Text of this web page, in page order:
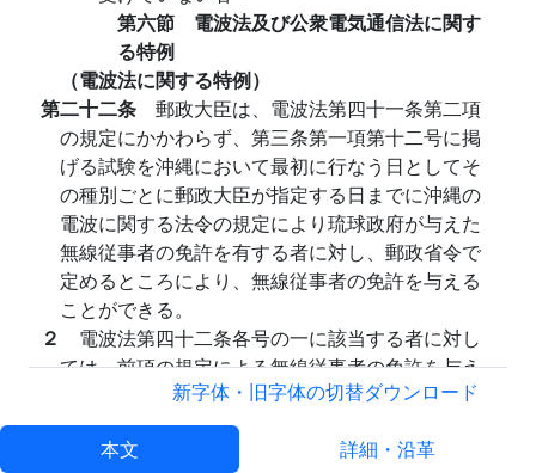
第六節 電波法及び公衆電気通信法に関す
る特例
（電波法に関する特例）
第二十二条 郵政大臣は、電波法第四十一条第二項
の規定にかかわらず、第三条第一項第十二号に掲
げる試験を沖縄において最初に行なう日としてそ
の種別ごとに郵政大臣が指定する日までに沖縄の
電波に関する法令の規定により琉球政府が与えた
無線従事者の免許を有する者に対し、郵政省令で
定めるところにより、無線従事者の免許を与える
ことができる。
２ 電波法第四十二条各号の一に該当する者に対し
ては、前項の規定による無線従事者の免許を与え
ないことができる。
３第一項の規定による無線従事者の免許を受けた
者が、琉球政府から受けた免許による無線従事者
新字体・旧字体の切替ダウンロード
本文 詳細・沿革